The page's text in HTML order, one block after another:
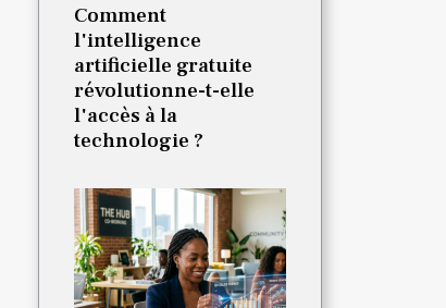
Comment
l'intelligence
artificielle gratuite
révolutionne-t-elle
l'accès à la
technologie ?